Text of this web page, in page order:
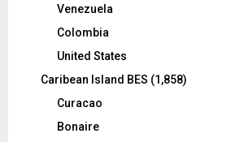
Venezuela
Colombia
United States
Caribean Island BES (1,858)
Curacao
Bonaire